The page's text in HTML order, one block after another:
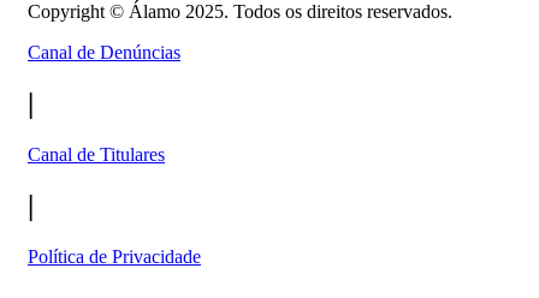
Copyright © Álamo 2025. Todos os direitos reservados.
Canal de Denúncias
Canal de Titulares
Política de Privacidade